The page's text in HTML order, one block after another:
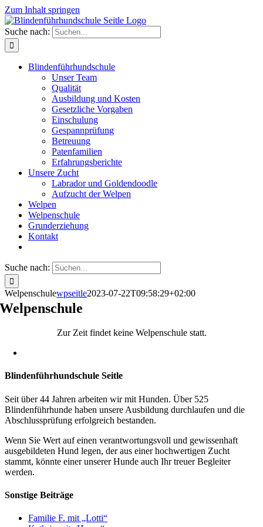
Zum Inhalt springen
Suche nach:
Blindenführhundschule
Unser Team
Qualität
Ausbildung und Kosten
Gesetzliche Vorgaben
Einschulung
Gespannprüfung
Betreuung
Patenfamilien
Erfahrungsberichte
Unsere Zucht
Labrador und Goldendoodle
Aufzucht der Welpen
Welpen
Welpenschule
Grunderziehung
Kontakt
Suche nach:
Welpenschulewpseitle2023-07-22T09:58:29+02:00
Welpenschule
Zur Zeit findet keine Welpenschule statt.
Blindenführhundschule Seitle
Seit über 44 Jahren arbeiten wir mit Hunden. Über 525
Blindenführhunde haben unsere Ausbildung durchlaufen und die
Abschlussprüfung erfolgreich bestanden.
Wenn Sie Wert auf einen verantwortungsvoll und gewissenhaft
ausgebildeten Hund legen, der aus einer hochwertigen Zucht
stammt, könnte einer unserer Hunde auch Ihr treuer Begleiter
werden.
Sonstige Beiträge
Familie F. mit „Lotti“